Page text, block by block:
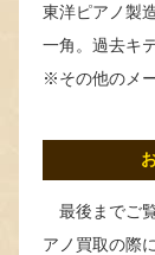
東洋ピアノ製
一角。過去キ
※その他のメ
最後までご
アノ買取の際